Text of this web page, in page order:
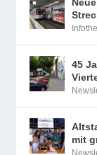
45
mit